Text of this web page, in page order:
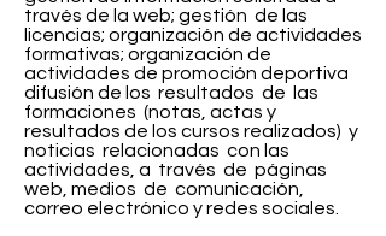
través de la web; gestión de las
licencias; organización de actividades
formativas; organización de
actividades de promoción deportiva
difusión de los resultados de las
formaciones (notas, actas y
resultados de los cursos realizados) y
noticias relacionadas con las
actividades, a través de páginas
web, medios de comunicación,
correo electrónico y redes sociales.